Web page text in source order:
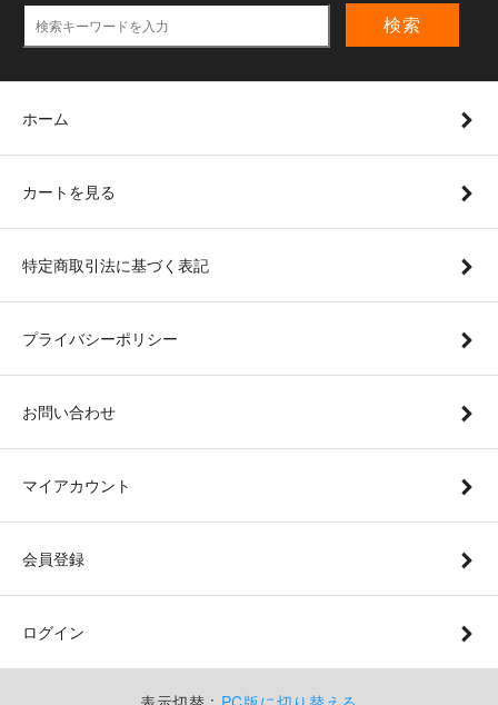
検索
ホーム
カートを見る
特定商取引法に基づく表記
プライバシーポリシー
お問い合わせ
マイアカウント
会員登録
ログイン